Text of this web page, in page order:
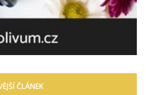
ČLÁNEK